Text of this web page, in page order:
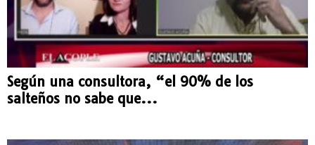
Según una consultora, “el 90% de los
salteños no sabe que...